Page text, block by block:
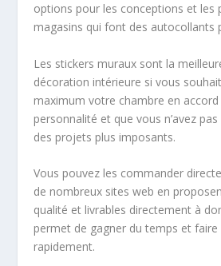
options pour les conceptions et les
magasins qui font des autocollants
Les stickers muraux sont la
décoration intérieure si vous
maximum votre chambre en
personnalité et que vous n’avez
des projets plus imposants.
Vous pouvez les commander
de nombreux sites web en
qualité et livrables directement à
permet de gagner du temps et
rapidement.